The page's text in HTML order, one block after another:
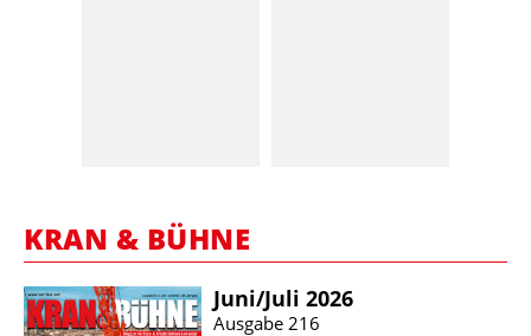
KRAN & BÜHNE
Juni/​Juli 2026
Ausgabe 216